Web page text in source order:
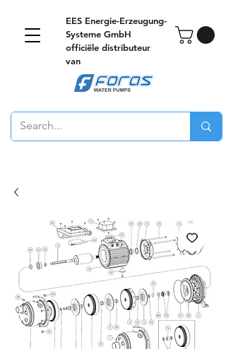
EES Energie-Erzeugung-
Systeme GmbH
officiële distributeur
van